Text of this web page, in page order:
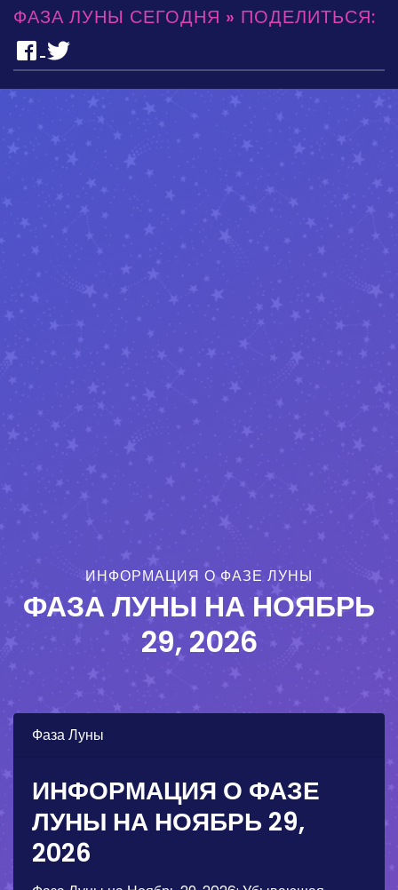
ФАЗА ЛУНЫ СЕГОДНЯ » ПОДЕЛИТЬСЯ:
ИНФОРМАЦИЯ О ФАЗЕ ЛУНЫ
ФАЗА ЛУНЫ НА НОЯБРЬ
29, 2026
Фаза Луны
ИНФОРМАЦИЯ О ФАЗЕ
ЛУНЫ НА НОЯБРЬ 29,
2026